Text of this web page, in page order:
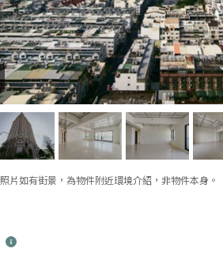
片如有街景，為物件附近環境介紹，非物件本身。